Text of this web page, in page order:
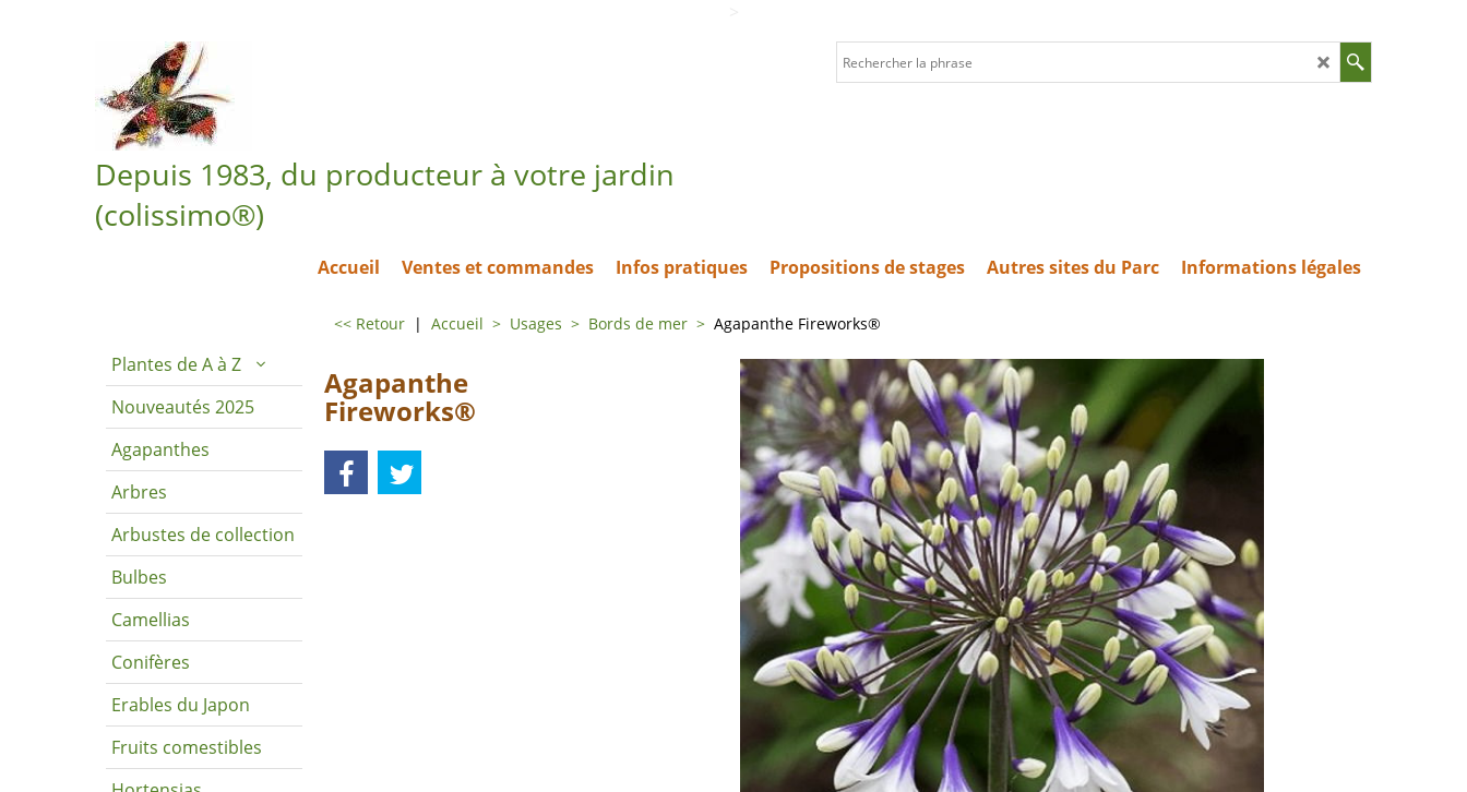
Depuis 1983, du producteur à votre jardin
(colissimo®)
Accueil Ventes et commandes Infos pratiques Propositions de stages Autres sites du Parc Informations légales
Plantes de A à Z
Nouveautés 2025
Agapanthes
Arbres
Arbustes de collection
Bulbes
Camellias
Conifères
Erables du Japon
Fruits comestibles
<< Retour | Accueil > Usages > Bords de mer > Agapanthe Fireworks®
Agapanthe
Fireworks®